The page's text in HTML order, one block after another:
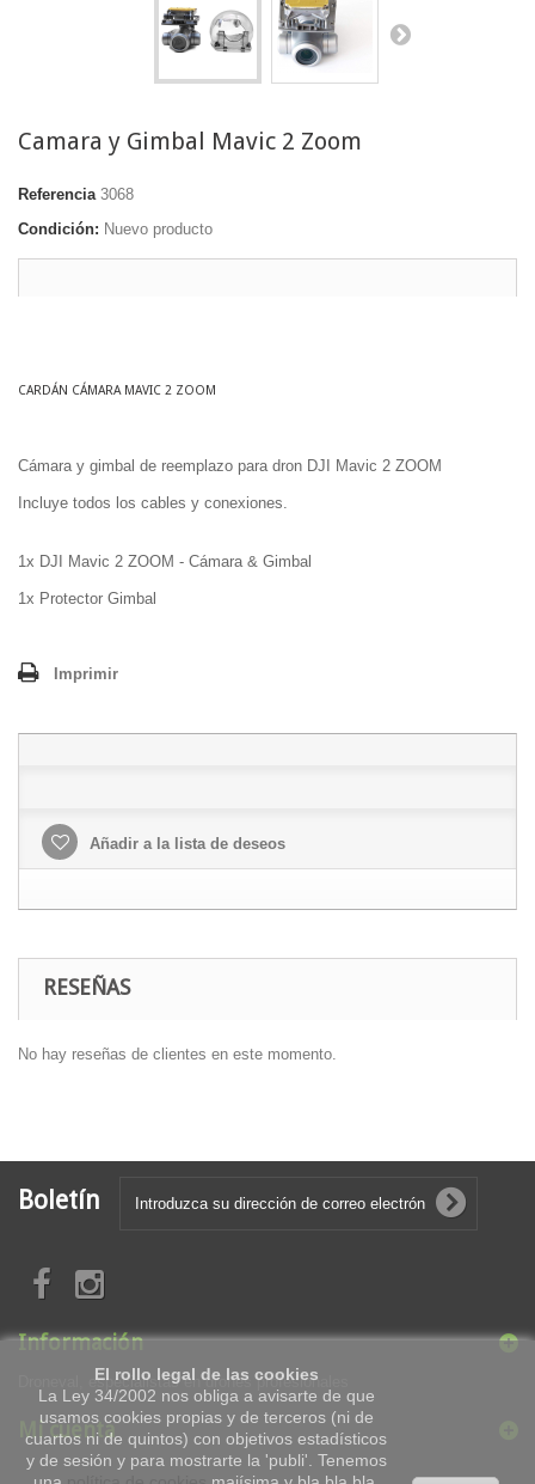
Camara y Gimbal Mavic 2 Zoom
Referencia 3068
Condición: Nuevo producto
CARDÁN CÁMARA MAVIC 2 ZOOM
Cámara y gimbal de reemplazo para dron DJI Mavic 2 ZOOM
Incluye todos los cables y conexiones.
1x DJI Mavic 2 ZOOM - Cámara & Gimbal
1x Protector Gimbal
Imprimir
Añadir a la lista de deseos
RESEÑAS
No hay reseñas de clientes en este momento.
Boletín
Información
Droneval, especialistas en drones profesionales
Mi cuenta
El rollo legal de las cookies
La Ley 34/2002 nos obliga a avisarte de que
usamos cookies propias y de terceros (ni de
cuartos ni de quintos) con objetivos estadísticos
y de sesión y para mostrarte la 'publi'. Tenemos